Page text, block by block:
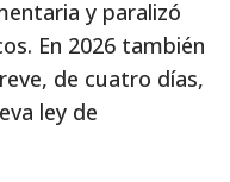
y paralizó
En 2026 también
de cuatro días,
ley de